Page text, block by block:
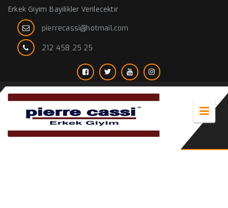
Erkek Giyim Bayilikler Verilecektir
pierrecassi@hotmail.com
212 458 25 25